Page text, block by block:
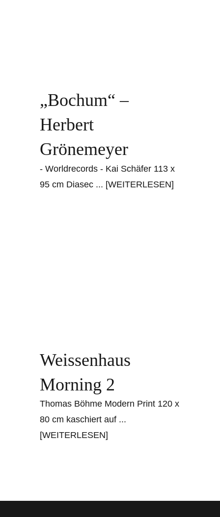
„Bochum“ –
Herbert
Grönemeyer
- Worldrecords - Kai Schäfer 113 x
95 cm Diasec ... [WEITERLESEN]
Weissenhaus
Morning 2
Thomas Böhme Modern Print 120 x
80 cm kaschiert auf ...
[WEITERLESEN]